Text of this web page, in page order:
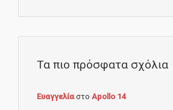
Τα πιο πρόσφατα σχόλια
Ευαγγελίαστο Apollo 14